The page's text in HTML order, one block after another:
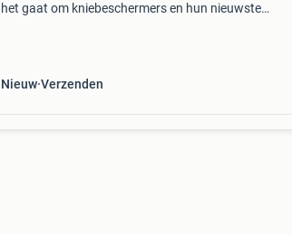
het gaat om kniebeschermers en hun nieuwste
Nieuw Verzenden